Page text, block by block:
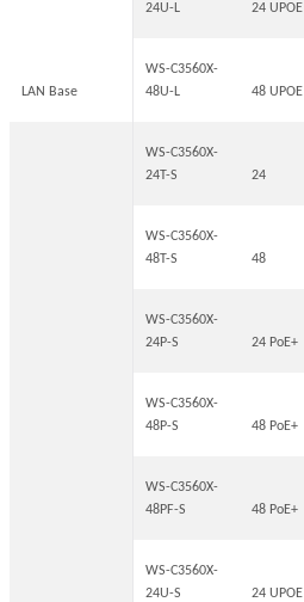
LAN Base
24U-L
24 UPOE
WS-C3560X-
48U-L
48 UPOE
WS-C3560X-
24T-S
24
WS-C3560X-
48T-S
48
WS-C3560X-
24P-S
24 PoE+
WS-C3560X-
48P-S
48 PoE+
WS-C3560X-
48PF-S
48 PoE+
WS-C3560X-
24U-S
24 UPOE